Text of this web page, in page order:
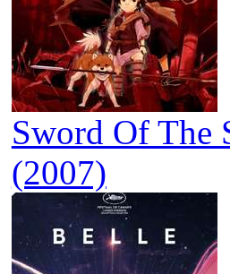
Sword Of The
(2007)